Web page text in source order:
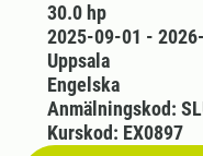
30.0 hp
2025-09-01 -
Uppsala
Engelska
Anmälningskod:
Kurskod: EX0897